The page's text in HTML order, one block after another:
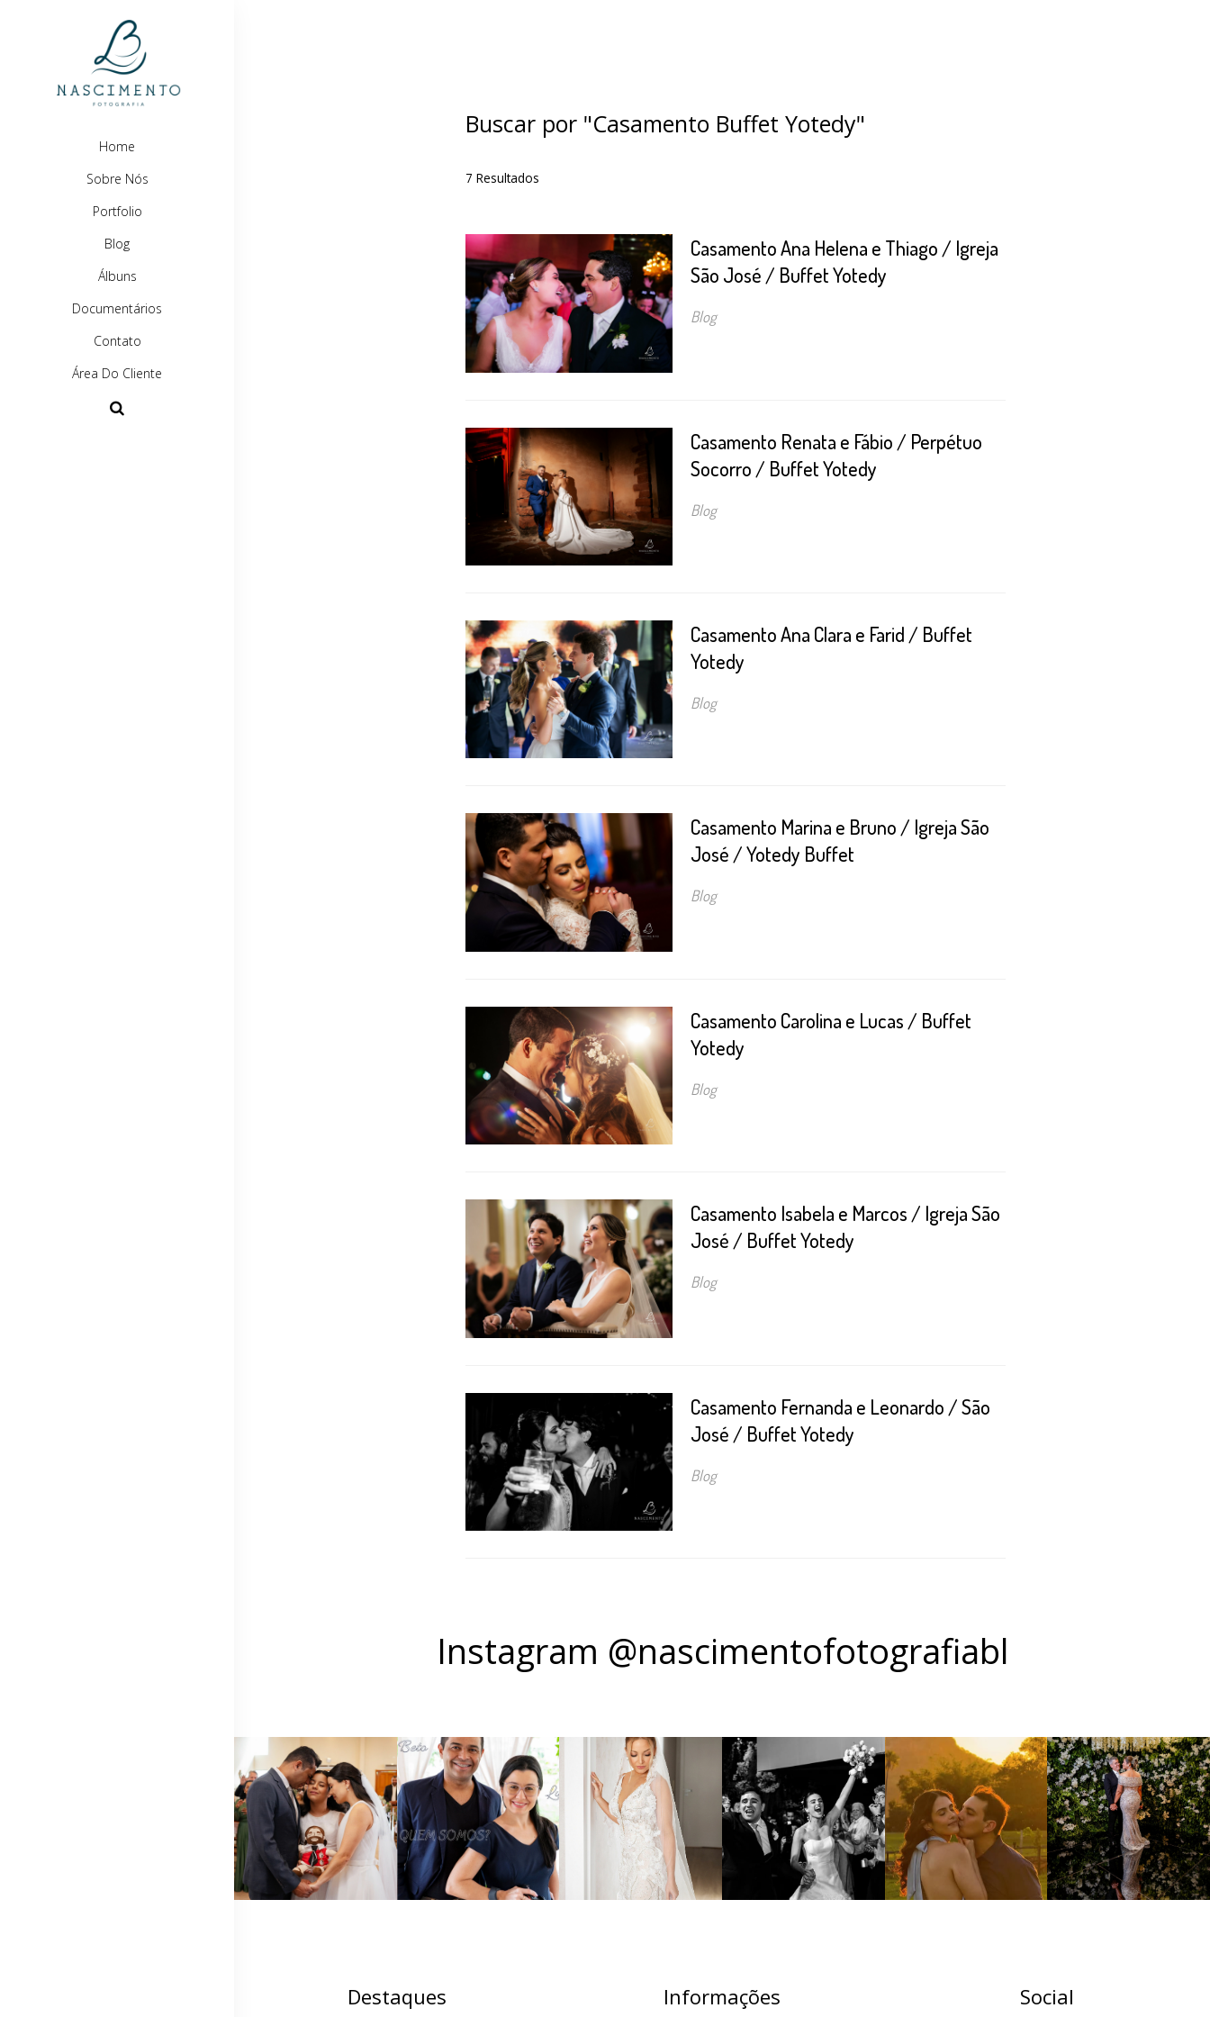
Home
Sobre Nós
Portfolio
Blog
Álbuns
Documentários
Contato
Área Do Cliente
Buscar por "Casamento Buffet Yotedy"
7 Resultados
Casamento Ana Helena e Thiago / Igreja
São José / Buffet Yotedy
Blog
Casamento Renata e Fábio / Perpétuo
Socorro / Buffet Yotedy
Blog
Casamento Ana Clara e Farid / Buffet
Yotedy
Blog
Casamento Marina e Bruno / Igreja São
José / Yotedy Buffet
Blog
Casamento Carolina e Lucas / Buffet
Yotedy
Blog
Casamento Isabela e Marcos / Igreja São
José / Buffet Yotedy
Blog
Casamento Fernanda e Leonardo / São
José / Buffet Yotedy
Blog
Instagram @nascimentofotografiabl
Destaques Informações Social